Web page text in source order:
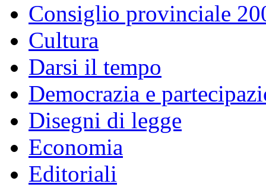
Consiglio provinciale
Cultura
Darsi il tempo
Democrazia e
Disegni di legge
Economia
Editoriali